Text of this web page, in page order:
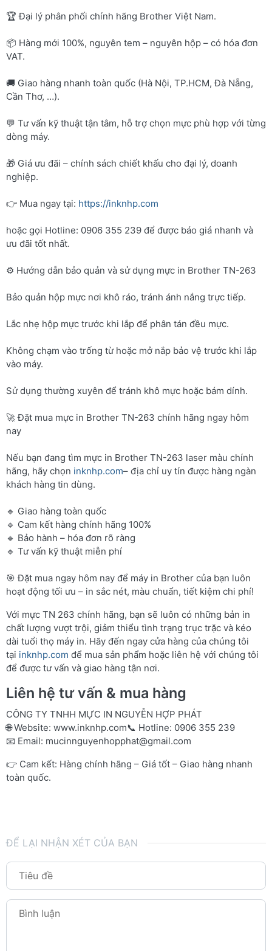
🏆 Đại lý phân phối chính hãng Brother Việt Nam.
📦 Hàng mới 100%, nguyên tem – nguyên hộp – có hóa đơn
VAT.
🚚 Giao hàng nhanh toàn quốc (Hà Nội, TP.HCM, Đà Nẵng,
Cần Thơ, …).
💬 Tư vấn kỹ thuật tận tâm, hỗ trợ chọn mực phù hợp với từng
dòng máy.
🎁 Giá ưu đãi – chính sách chiết khấu cho đại lý, doanh
nghiệp.
👉 Mua ngay tại: https://inknhp.com
hoặc gọi Hotline: 0906 355 239 để được báo giá nhanh và
ưu đãi tốt nhất.
⚙️ Hướng dẫn bảo quản và sử dụng mực in Brother TN-263
Bảo quản hộp mực nơi khô ráo, tránh ánh nắng trực tiếp.
Lắc nhẹ hộp mực trước khi lắp để phân tán đều mực.
Không chạm vào trống từ hoặc mở nắp bảo vệ trước khi lắp
vào máy.
Sử dụng thường xuyên để tránh khô mực hoặc bám dính.
🚀 Đặt mua mực in Brother TN-263 chính hãng ngay hôm
nay
Nếu bạn đang tìm mực in Brother TN-263 laser màu chính
hãng, hãy chọn inknhp.com– địa chỉ uy tín được hàng ngàn
khách hàng tin dùng.
🔹 Giao hàng toàn quốc
🔹 Cam kết hàng chính hãng 100%
🔹 Bảo hành – hóa đơn rõ ràng
🔹 Tư vấn kỹ thuật miễn phí
🎯 Đặt mua ngay hôm nay để máy in Brother của bạn luôn
hoạt động tối ưu – in sắc nét, màu chuẩn, tiết kiệm chi phí!
Với mực TN 263 chính hãng, bạn sẽ luôn có những bản in
chất lượng vượt trội, giảm thiểu tình trạng trục trặc và kéo
dài tuổi thọ máy in. Hãy đến ngay cửa hàng của chúng tôi
tại inknhp.com để mua sản phẩm hoặc liên hệ với chúng tôi
để được tư vấn và giao hàng tận nơi.
Liên hệ tư vấn & mua hàng
CÔNG TY TNHH MỰC IN NGUYỄN HỢP PHÁT
🌐 Website: www.inknhp.com📞 Hotline: 0906 355 239
📧 Email: mucinnguyenhopphat@gmail.com
👉 Cam kết: Hàng chính hãng – Giá tốt – Giao hàng nhanh
toàn quốc.
ĐỂ LẠI NHẬN XÉT CỦA BẠN